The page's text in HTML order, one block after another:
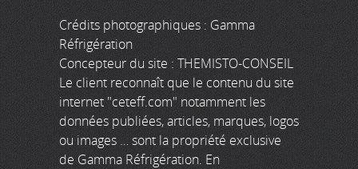
Crédits photographiques : Gamma
Réfrigération
Concepteur du site : THEMISTO-CONSEIL
Le client reconnaît que le contenu du site
internet "ceteff.com" notamment les
données publiées, articles, marques, logos
ou images … sont la propriété exclusive
de Gamma Réfrigération. En